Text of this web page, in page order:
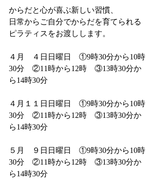
からだと心が喜ぶ新しい習慣、
日常からご自分でからだを育てられる
ピラティスをお渡しします。
４月　４日日曜日　①9時30分から10時
30分　②11時から12時　③13時30分か
ら14時30分
４月１１日日曜日　①9時30分から10時
30分　②11時から12時　③13時30分か
ら14時30分
５月　９日日曜日　①9時30分から10時
30分　②11時から12時　③13時30分か
ら14時30分